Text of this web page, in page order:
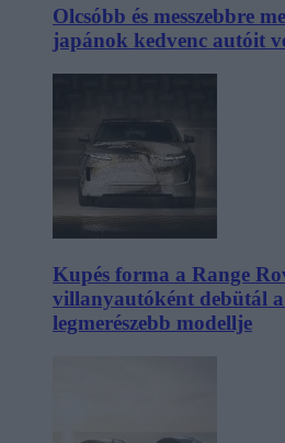
Olcsóbb és messzebbre
japánok kedvenc autóit
Kupés forma a Range
villanyautóként debütál
legmerészebb modellje